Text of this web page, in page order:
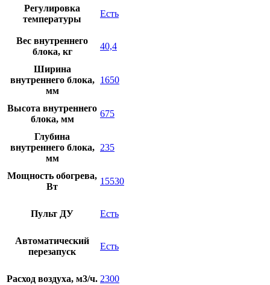
Регулировка
температуры
Есть
Вес внутреннего
блока, кг
40,4
Ширина
внутреннего блока,
мм
1650
Высота внутреннего
блока, мм
675
Глубина
внутреннего блока,
мм
235
Мощность обогрева,
Вт
15530
Пульт ДУ Есть
Автоматический
перезапуск
Есть
Расход воздуха, м3/ч. 2300